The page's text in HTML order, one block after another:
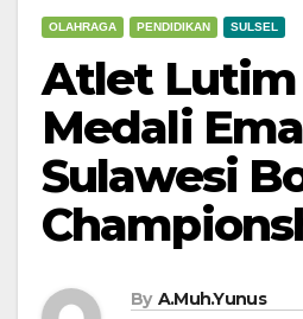
OLAHRAGA PENDIDIKAN SULSEL
Atlet Lutim
Medali
Sulawesi
By A.Muh.Yunus